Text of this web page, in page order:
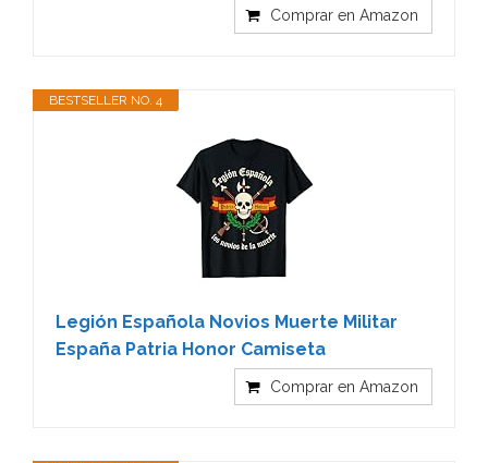
Comprar en Amazon
BESTSELLER NO. 4
Legión Española Novios Muerte Militar
España Patria Honor Camiseta
Comprar en Amazon